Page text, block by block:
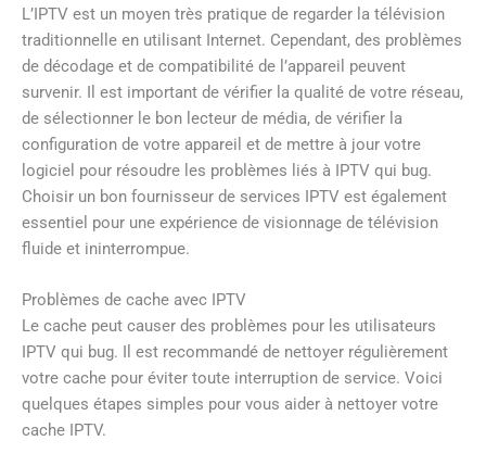
L’IPTV est un moyen très pratique de regarder la télévision
traditionnelle en utilisant Internet. Cependant, des problèmes
de décodage et de compatibilité de l’appareil peuvent
survenir. Il est important de vérifier la qualité de votre réseau,
de sélectionner le bon lecteur de média, de vérifier la
configuration de votre appareil et de mettre à jour votre
logiciel pour résoudre les problèmes liés à IPTV qui bug.
Choisir un bon fournisseur de services IPTV est également
essentiel pour une expérience de visionnage de télévision
fluide et ininterrompue.
Problèmes de cache avec IPTV
Le cache peut causer des problèmes pour les utilisateurs
IPTV qui bug. Il est recommandé de nettoyer régulièrement
votre cache pour éviter toute interruption de service. Voici
quelques étapes simples pour vous aider à nettoyer votre
cache IPTV.